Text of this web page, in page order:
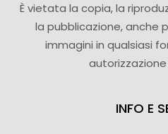
È vietata la copia, la
la pubblicazione, anche
immagini in qualsiasi
autorizzazione
INFO E